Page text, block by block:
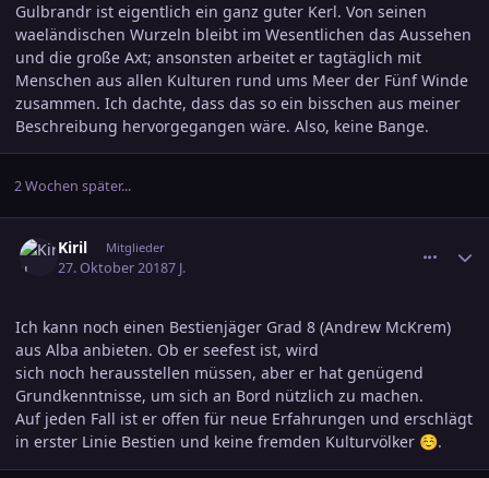
Gulbrandr ist eigentlich ein ganz guter Kerl. Von seinen
waeländischen Wurzeln bleibt im Wesentlichen das Aussehen
und die große Axt; ansonsten arbeitet er tagtäglich mit
Menschen aus allen Kulturen rund ums Meer der Fünf Winde
zusammen. Ich dachte, dass das so ein bisschen aus meiner
Beschreibung hervorgegangen wäre. Also, keine Bange.
2 Wochen später...
Kiril Mitglieder
27. Oktober 20187 J.
Ich kann noch einen Bestienjäger Grad 8 (Andrew McKrem)
aus Alba anbieten. Ob er seefest ist, wird
sich noch herausstellen müssen, aber er hat genügend
Grundkenntnisse, um sich an Bord nützlich zu machen.
Auf jeden Fall ist er offen für neue Erfahrungen und erschlägt
in erster Linie Bestien und keine fremden Kulturvölker ☺️.